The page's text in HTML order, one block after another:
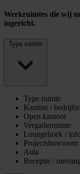
Werkruimtes die wij
ingericht.
Type ruimte
Type ruimte
Kantine /
Open kantoor
Vergaderruimte
Loungehoek /
Projectshowroom
Aula
Receptie /